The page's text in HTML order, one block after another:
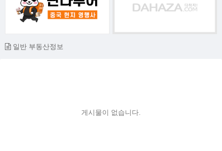
일반 부동산정보
게시물이 없습니다.